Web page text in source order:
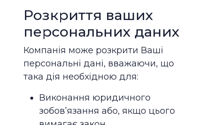
Розкриття ваших
персональних даних
Компанія може розкрити Ваші
персональні дані, вважаючи, що
така дія необхідною для:
Виконання юридичного
зобов’язання або, якщо цього